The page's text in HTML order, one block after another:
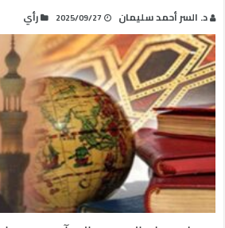
د. السر أحمد سليمان 2025/09/27 رأي